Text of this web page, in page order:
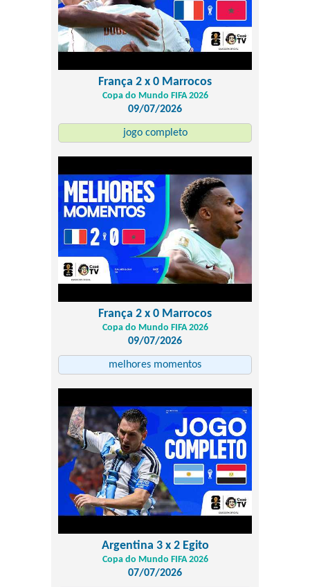
França 2 x 0 Marrocos
Copa do Mundo FIFA 2026
09/07/2026
jogo completo
França 2 x 0 Marrocos
Copa do Mundo FIFA 2026
09/07/2026
melhores momentos
Argentina 3 x 2 Egito
Copa do Mundo FIFA 2026
07/07/2026